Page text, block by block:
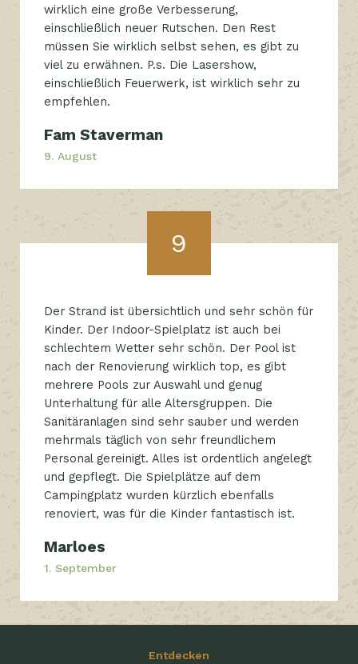
wirklich eine große Verbesserung,
einschließlich neuer Rutschen. Den Rest
müssen Sie wirklich selbst sehen, es gibt zu
viel zu erwähnen. P.s. Die Lasershow,
einschließlich Feuerwerk, ist wirklich sehr zu
empfehlen.
Fam Staverman
9. August
9
Der Strand ist übersichtlich und sehr schön für
Kinder. Der Indoor-Spielplatz ist auch bei
schlechtem Wetter sehr schön. Der Pool ist
nach der Renovierung wirklich top, es gibt
mehrere Pools zur Auswahl und genug
Unterhaltung für alle Altersgruppen. Die
Sanitäranlagen sind sehr sauber und werden
mehrmals täglich von sehr freundlichem
Personal gereinigt. Alles ist ordentlich angelegt
und gepflegt. Die Spielplätze auf dem
Campingplatz wurden kürzlich ebenfalls
renoviert, was für die Kinder fantastisch ist.
Marloes
1. September
Entdecken